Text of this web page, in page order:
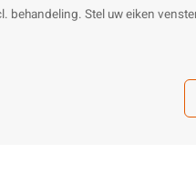
behandeling. Stel uw eiken